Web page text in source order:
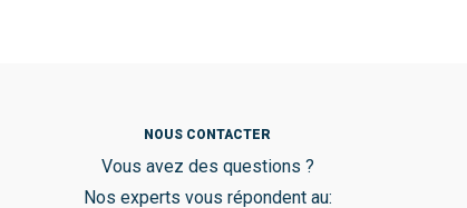
NOUS CONTACTER
Vous avez des questions ?
Nos experts vous répondent au: